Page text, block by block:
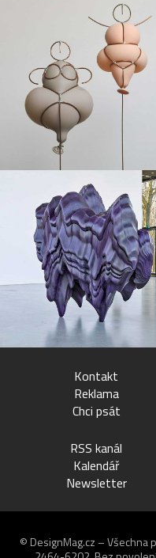
Kontakt
Reklama
Chci psát
RSS kanál
Kalendář
Newsletter
© DesignMag.cz – Všechna